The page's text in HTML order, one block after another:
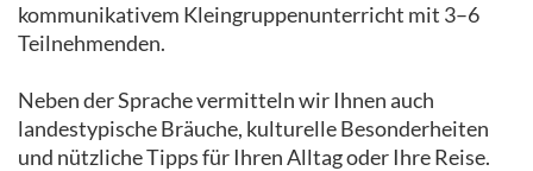
kommunikativem Kleingruppenunterricht mit 3–6
Teilnehmenden.
Neben der Sprache vermitteln wir Ihnen auch
landestypische Bräuche, kulturelle Besonderheiten
und nützliche Tipps für Ihren Alltag oder Ihre Reise.